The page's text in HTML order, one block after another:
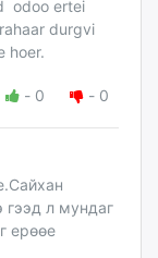
odoo ertei
durgvi
hoer.
- 0 - 0
гээд л мундаг
ерөөе